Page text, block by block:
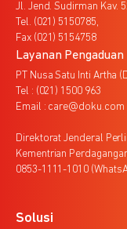
Jl. Jend. Sudirman Kav.
Tel. (021) 5150785,
Fax (021) 5154758
Layanan
PT Nusa Satu Inti Artha
Tel : (021) 1500 963
Email : care@doku.com
Direktorat Jenderal
Kementrian
0853-1111-1010
Solusi